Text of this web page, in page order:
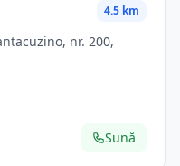
4.5 km
Sună